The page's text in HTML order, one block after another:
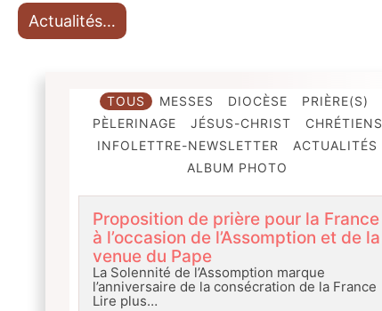
Actualités…
TOUS MESSES DIOCÈSE
PRIÈRE(S)
PÈLERINAGE
JÉSUS-CHRIST
CHRÉTIENS
INFOLETTRE-NEWSLETTER
ACTUALITÉS
ALBUM PHOTO
Proposition de prière pour la France
à l’occasion de l’Assomption et de la
venue du Pape
La Solennité de l’Assomption marque
l’anniversaire de la consécration de la France
Lire plus…